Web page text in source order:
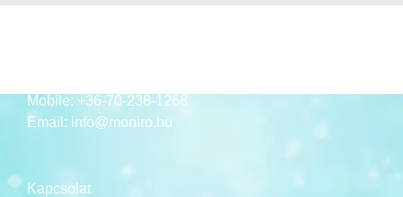
Mobile: +36-70-238-1268
Email: info@moniro.hu
Kapcsolat